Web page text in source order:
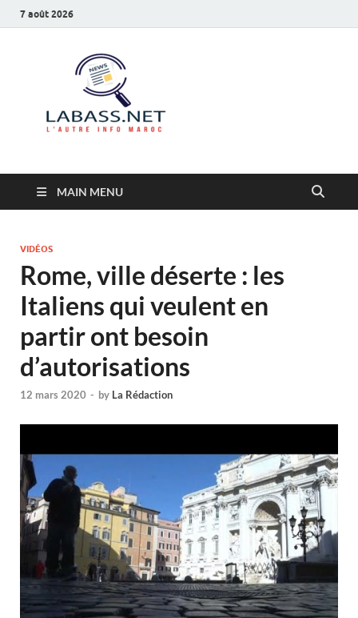
7 août 2026
MAIN MENU
VIDÉOS
Rome, ville déserte : les
Italiens qui veulent en
partir ont besoin
d’autorisations
12 mars 2020 - by La Rédaction